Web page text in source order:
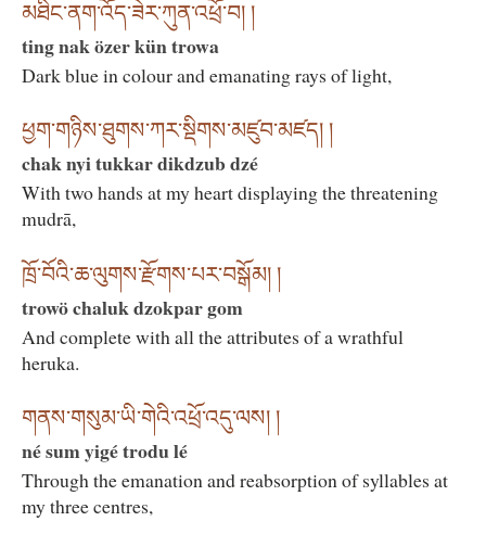
མཐིང་ནག་འོད་ཟེར་ཀུན་འཕྲོ་བ། །
ting nak özer kün trowa
Dark blue in colour and emanating rays of light,
ཕྱག་གཉིས་ཐུགས་ཀར་སྡིགས་མཛུབ་མཛད། །
chak nyi tukkar dikdzub dzé
With two hands at my heart displaying the threatening
mudrā,
ཁྲོ་བོའི་ཆ་ལུགས་རྫོགས་པར་བསྒོམ། །
trowö chaluk dzokpar gom
And complete with all the attributes of a wrathful
heruka.
གནས་གསུམ་ཡི་གེའི་འཕྲོ་འདུ་ལས། །
né sum yigé trodu lé
Through the emanation and reabsorption of syllables at
my three centres,